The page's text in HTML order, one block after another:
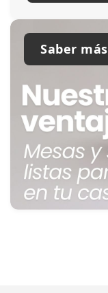
Saber más